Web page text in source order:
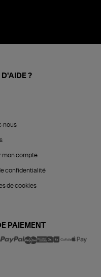
D'AIDE ?
nous
mon compte
confidentialité
de cookies
PAIEMENT